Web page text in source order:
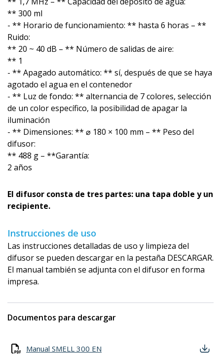
** 300 ml
- ** Horario de funcionamiento: ** hasta 6 horas – **
Ruido:
** 20 ~ 40 dB – ** Número de salidas de aire:
** 1
- ** Apagado automático: ** sí, después de que se haya
agotado el agua en el contenedor
- ** Luz de fondo: ** alternancia de 7 colores, selección
de un color específico, la posibilidad de apagar la
iluminación
- ** Dimensiones: ** ⌀ 180 × 100 mm – ** Peso del
difusor:
** 488 g – **Garantía:
2 años
El difusor consta de tres partes: una tapa doble y un
recipiente.
Instrucciones de uso
Las instrucciones detalladas de uso y limpieza del
difusor se pueden descargar en la pestaña DESCARGAR.
El manual también se adjunta con el difusor en forma
impresa.
Documentos para descargar
Manual SMELL 300 EN